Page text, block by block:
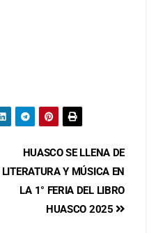
HUASCO SE LLENA DE
LITERATURA Y MÚSICA EN
LA 1° FERIA DEL LIBRO
HUASCO 2025